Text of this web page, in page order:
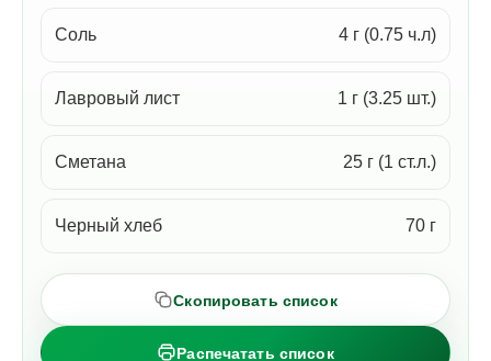
Соль 4 г (0.75 ч.л)
Лавровый лист 1 г (3.25 шт.)
Сметана 25 г (1 ст.л.)
Черный хлеб 70 г
Скопировать список
Распечатать список